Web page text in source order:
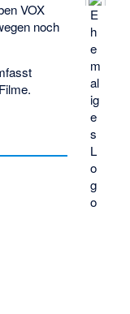
E
h
e
m
al
ig
e
s
L
o
g
o
VOX
noch